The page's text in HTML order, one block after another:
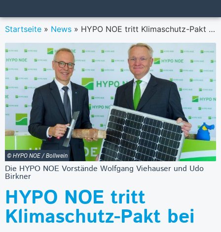
Startseite » News » HYPO NOE tritt Klimaschutz-Pakt bei
© HYPO NOE / Bollwein
Die HYPO NOE Vorstände Wolfgang Viehauser und Udo
Birkner
HYPO NOE tritt
Klimaschutz-Pakt bei